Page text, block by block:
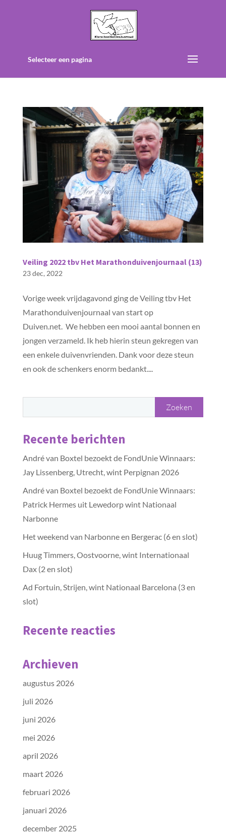
Selecteer een pagina
Veiling 2022 tbv Het Marathonduivenjournaal (13)
23 dec, 2022
Vorige week vrijdagavond ging de Veiling tbv Het
Marathonduivenjournaal van start op
Duiven.net. We hebben een mooi aantal bonnen en
jongen verzameld. Ik heb hierin steun gekregen van
een enkele duivenvrienden. Dank voor deze steun
en ook de schenkers enorm bedankt....
Recente berichten
André van Boxtel bezoekt de FondUnie Winnaars:
Jay Lissenberg, Utrecht, wint Perpignan 2026
André van Boxtel bezoekt de FondUnie Winnaars:
Patrick Hermes uit Lewedorp wint Nationaal
Narbonne
Het weekend van Narbonne en Bergerac (6 en slot)
Huug Timmers, Oostvoorne, wint Internationaal
Dax (2 en slot)
Ad Fortuin, Strijen, wint Nationaal Barcelona (3 en
slot)
Recente reacties
Archieven
augustus 2026
juli 2026
juni 2026
mei 2026
april 2026
maart 2026
februari 2026
januari 2026
december 2025